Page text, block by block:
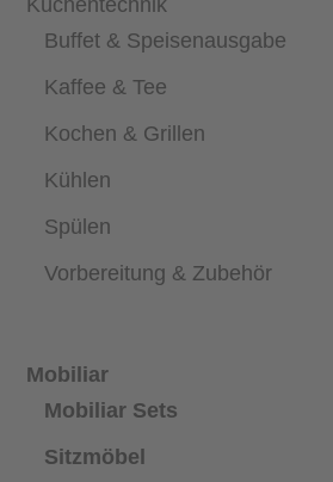
Buffet & Speisenausgabe
Kaffee & Tee
Kochen & Grillen
Kühlen
Spülen
Vorbereitung & Zubehör
Mobiliar
Mobiliar Sets
Sitzmöbel